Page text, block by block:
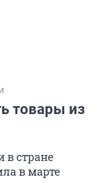
товары из
в стране
в марте